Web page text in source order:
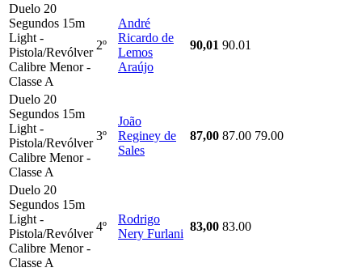
Duelo 20
Segundos 15m
Light -
Pistola/Revólver
Calibre Menor -
Classe A
2º
André
Ricardo de
Lemos
Araújo
90,01 90.01
Duelo 20
Segundos 15m
Light -
Pistola/Revólver
Calibre Menor -
Classe A
3º
João
Reginey de
Sales
87,00 87.00 79.00
Duelo 20
Segundos 15m
Light -
Pistola/Revólver
Calibre Menor -
Classe A
4º
Rodrigo
Nery Furlani
83,00 83.00